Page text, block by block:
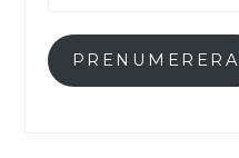
PRENUMERERA